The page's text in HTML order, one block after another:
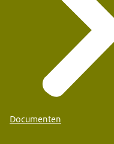
Documenten